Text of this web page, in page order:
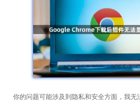
你的问题可能涉及到隐私和安全方面，我